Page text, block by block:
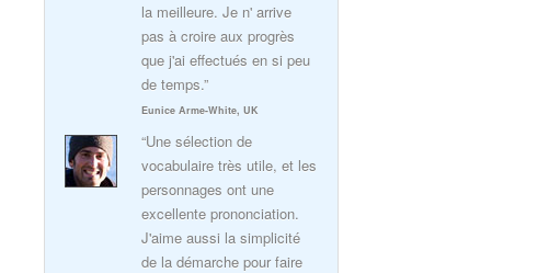
la meilleure. Je n' arrive
pas à croire aux progrès
que j'ai effectués en si peu
de temps.”
Eunice Arme-White, UK
“Une sélection de
vocabulaire très utile, et les
personnages ont une
excellente prononciation.
J'aime aussi la simplicité
de la démarche pour faire